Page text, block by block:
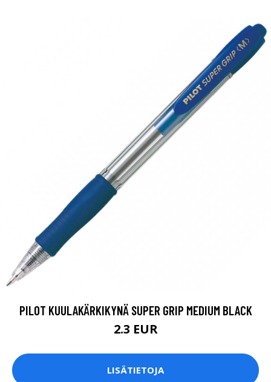
PILOT KUULAKÄRKIKYNÄ SUPER GRIP MEDIUM BLACK
2.3 EUR
LISÄTIETOJA